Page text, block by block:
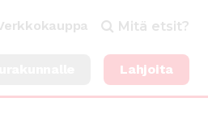
Mitä etsit?
Lahjoita